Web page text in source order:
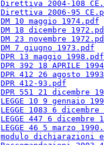
Direttiva 2004-108
Direttiva 2006-95
DM 10 maggio 1974.pdf
DM 18 dicembre
DM 23 novembre
DM 7 giugno 1973.pdf
DPR 13 maggio 1998.pdf
DPR 392 18 APRILE
DPR 412 26 agosto
DPR 412-93.pdf
DPR 551 21 dicembre
LEGGE 10 9 gennaio
LEGGE 1083 6
LEGGE 447 6 dicembre
LEGGE 46 5 marzo
modulo dichiarazioni